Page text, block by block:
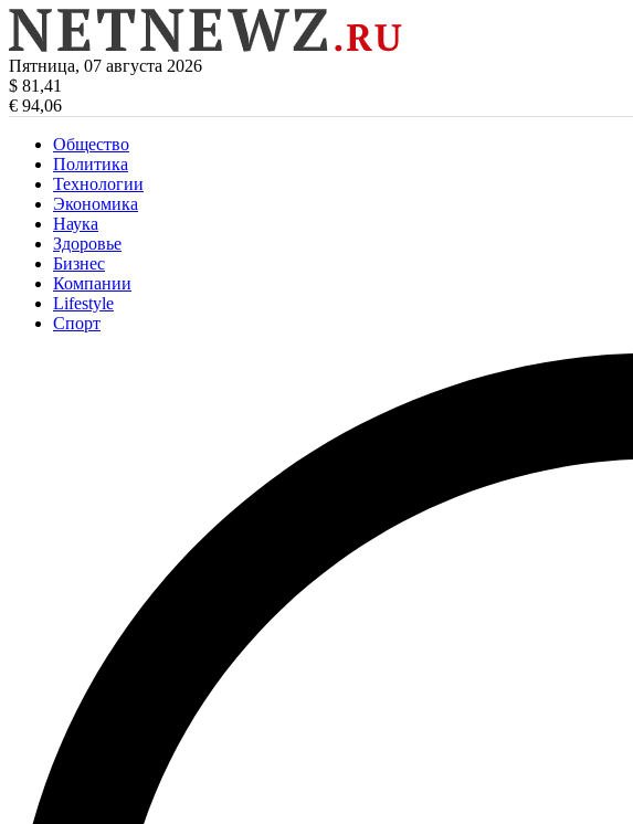
Пятница, 07 августа 2026
$ 81,41
€ 94,06
Общество
Политика
Технологии
Экономика
Наука
Здоровье
Бизнес
Компании
Lifestyle
Спорт